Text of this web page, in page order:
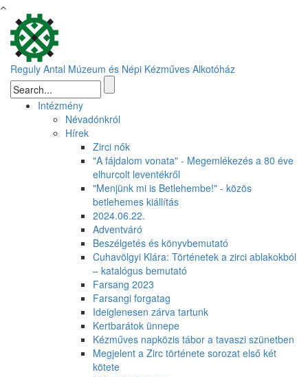
Ugrás a tartalomra
Reguly Antal Múzeum és Népi Kézműves Alkotóház
Keresés űrlap
Intézmény
Névadónkról
Hírek
Zirci nők
"A fájdalom vonata" - Megemlékezés a 80 éve
elhurcolt leventékről
"Menjünk mi is Betlehembe!" - közös
betlehemes kiállítás
2024.06.22.
Adventváró
Beszélgetés és könyvbemutató
Cuhavölgyi Klára: Történetek a zirci ablakokból
– katalógus bemutató
Farsang 2023
Farsangi forgatag
Ideiglenesen zárva tartunk
Kertbarátok ünnepe
Kézműves napközis tábor a tavaszi szünetben
Megjelent a Zirc története sorozat első két
kötete